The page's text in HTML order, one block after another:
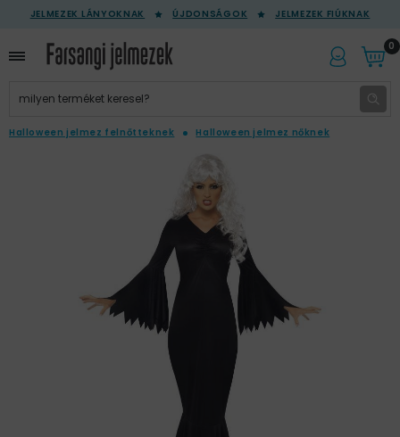
JELMEZEK LÁNYOKNAK ÚJDONSÁGOK JELMEZEK FIÚKNAK
0
Halloween jelmez felnőtteknek Halloween jelmez nőknek